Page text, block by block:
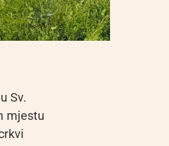
Sv.
mjestu